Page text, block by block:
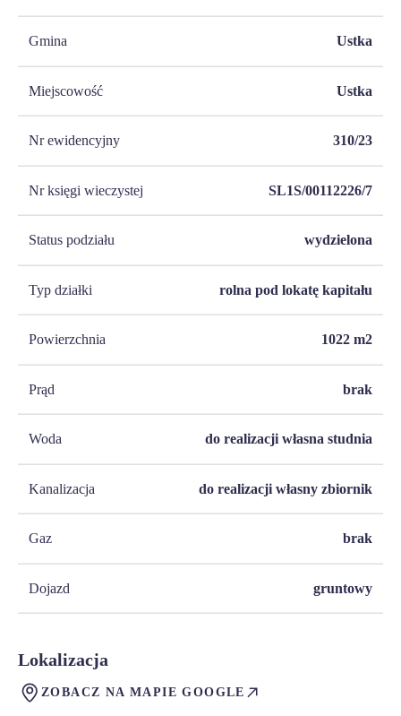
Gmina Ustka
Miejscowość Ustka
Nr ewidencyjny 310/23
Nr księgi wieczystej SL1S/00112226/7
Status podziału wydzielona
Typ działki rolna pod lokatę kapitału
Powierzchnia 1022 m2
Prąd brak
Woda do realizacji własna studnia
Kanalizacja do realizacji własny zbiornik
Gaz brak
Dojazd gruntowy
Lokalizacja
ZOBACZ NA MAPIE GOOGLE